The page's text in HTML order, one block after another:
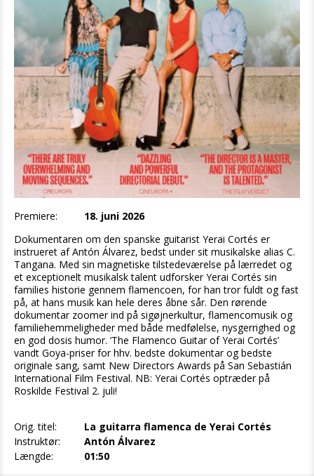
Premiere:
18. juni 2026
Dokumentaren om den spanske guitarist Yerai Cortés er
instrueret af Antón Álvarez, bedst under sit musikalske alias C.
Tangana. Med sin magnetiske tilstedeværelse på lærredet og
et exceptionelt musikalsk talent udforsker Yerai Cortés sin
families historie gennem flamencoen, for han tror fuldt og fast
på, at hans musik kan hele deres åbne sår. Den rørende
dokumentar zoomer ind på sigøjnerkultur, flamencomusik og
familiehemmeligheder med både medfølelse, nysgerrighed og
en god dosis humor. ’The Flamenco Guitar of Yerai Cortés’
vandt Goya-priser for hhv. bedste dokumentar og bedste
originale sang, samt New Directors Awards på San Sebastián
International Film Festival. NB: Yerai Cortés optræder på
Roskilde Festival 2. juli!
Orig. titel:
La guitarra flamenca de Yerai Cortés
Instruktør:
Antón Álvarez
Længde:
01:50